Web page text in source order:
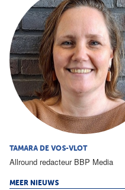
TAMARA DE VOS-VLOT
Allround redacteur BBP Media
MEER NIEUWS